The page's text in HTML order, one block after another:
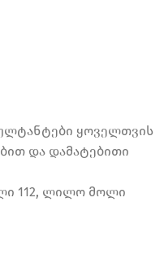
ყოველთვის
და დამატებითი
112, ლილო მოლი